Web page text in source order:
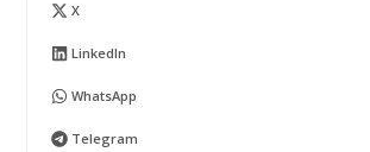
X
LinkedIn
WhatsApp
Telegram